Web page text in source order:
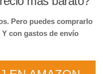
Pero puedes comprarlo
con gastos de envío